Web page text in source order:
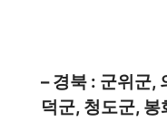
– 경북 : 군위군,
덕군, 청도군,